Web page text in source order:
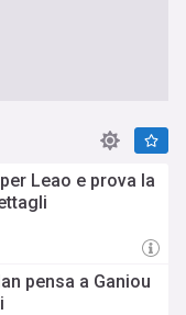
Leao e prova la
pensa a Ganiou